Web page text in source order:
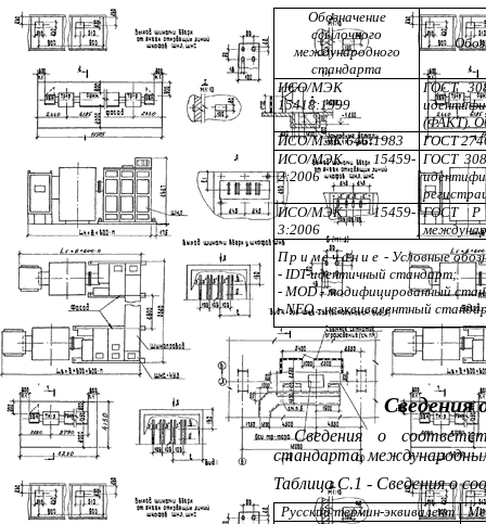
Обозначение
ссылочного
международного
стандарта
ИСО/МЭК
15418:1999
ГОСТ
(ФАКТ).
ИСО/МЭК 646:1983
ГОСТ
ИСО/МЭК 15459-
2:2006
ГОСТ
ИСО/МЭК 15459-
3:2006
ГОСТ Р
Примечание - Условные
- IDT-идентичный стандарт;
- MOD - модифицированный
-NEQ - неэквивалентный
Сведения
Сведения о
стандарта,
Таблица С.1 - Сведения о
Русский термин-эквивалент